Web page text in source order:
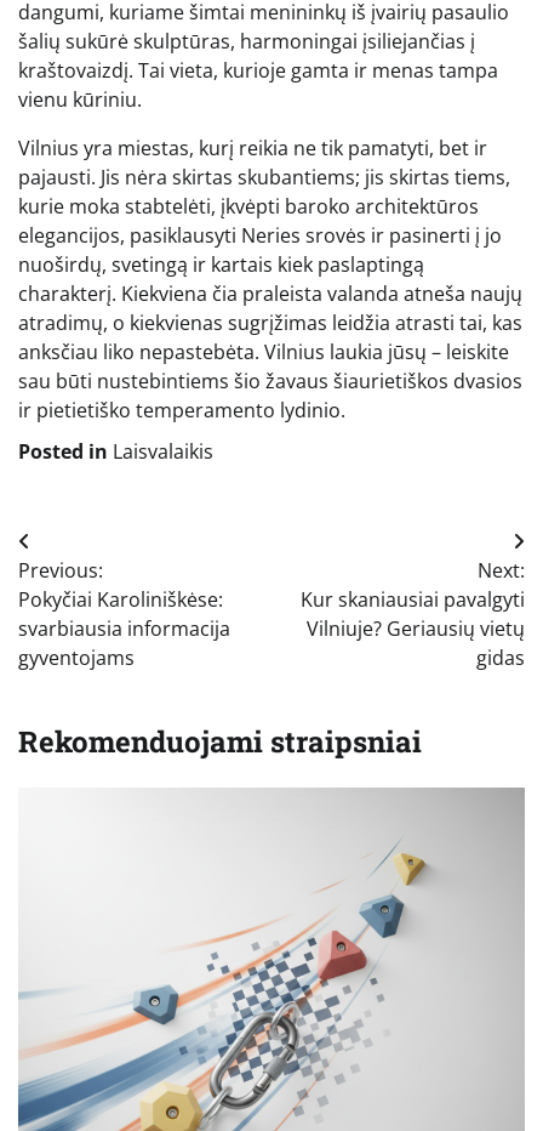
dangumi, kuriame šimtai menininkų iš įvairių pasaulio
šalių sukūrė skulptūras, harmoningai įsiliejančias į
kraštovaizdį. Tai vieta, kurioje gamta ir menas tampa
vienu kūriniu.
Vilnius yra miestas, kurį reikia ne tik pamatyti, bet ir
pajausti. Jis nėra skirtas skubantiems; jis skirtas tiems,
kurie moka stabtelėti, įkvėpti baroko architektūros
elegancijos, pasiklausyti Neries srovės ir pasinerti į jo
nuoširdų, svetingą ir kartais kiek paslaptingą
charakterį. Kiekviena čia praleista valanda atneša naujų
atradimų, o kiekvienas sugrįžimas leidžia atrasti tai, kas
anksčiau liko nepastebėta. Vilnius laukia jūsų – leiskite
sau būti nustebintiems šio žavaus šiaurietiškos dvasios
ir pietietiško temperamento lydinio.
Posted in Laisvalaikis
Navigacija
tarp
įrašų
Previous:
Pokyčiai Karoliniškėse:
svarbiausia informacija
gyventojams
Next:
Kur skaniausiai pavalgyti
Vilniuje? Geriausių vietų
gidas
Rekomenduojami straipsniai